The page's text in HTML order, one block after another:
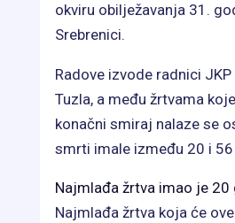
okviru obilježavanja 31.
Srebrenici.
Radove izvode radnici
Tuzla, a među žrtvama
konačni smiraj nalaze se
smrti imale između 20 i
Najmlađa žrtva imao je 20
Najmlađa žrtva koja će